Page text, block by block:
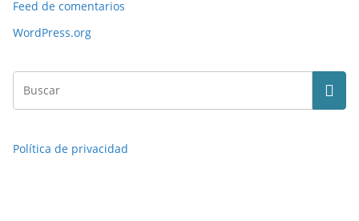
Feed de comentarios
WordPress.org
Política de privacidad